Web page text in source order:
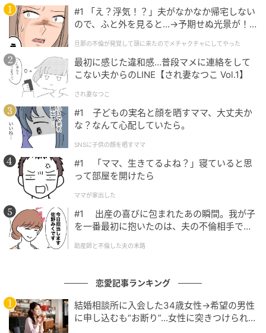
#1 「え？浮気！？」夫がなかなか帰宅しない
ので、ふと外を見ると…→予期せぬ光景が！
クチャにしてやった
旦那の不倫が発覚して頭に来たのでメチャクチャにしてやった
最初に感じた違和感…普段マメに連絡をして
こない夫からのLINE【され妻なつこ Vol.1】
され妻なつこ
#1 子どもの実名と顔を晒すママ、大丈夫か
な？なんて心配していたら。
SNSに子供の顔を晒すママ
#1 「ママ、生きてるよね？」寝ていると思
って部屋を開けたら
ママが家出した
#1 出産の喜びに包まれたあの瞬間。我が子
を一番最初に抱いたのは、夫の不倫相手でし
助産師と不倫した夫の末路
恋愛記事ランキング
結婚相談所に入会した34歳女性→希望の男性
に申し込むも“お断り”…女性に突きつけられた